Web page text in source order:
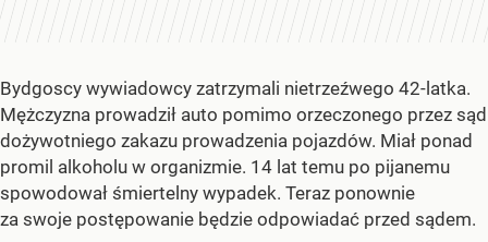
Bydgoscy wywiadowcy zatrzymali nietrzeźwego 42-latka.
Mężczyzna prowadził auto pomimo orzeczonego przez sąd
dożywotniego zakazu prowadzenia pojazdów. Miał ponad
promil alkoholu w organizmie. 14 lat temu po pijanemu
spowodował śmiertelny wypadek. Teraz ponownie
za swoje postępowanie będzie odpowiadać przed sądem.